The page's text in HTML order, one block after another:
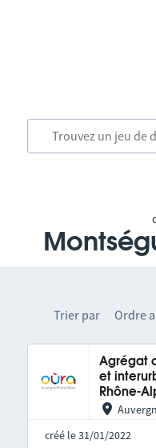
Trier par Ordre
Agrégat
et
Rhône-
créé le 31/01/2022